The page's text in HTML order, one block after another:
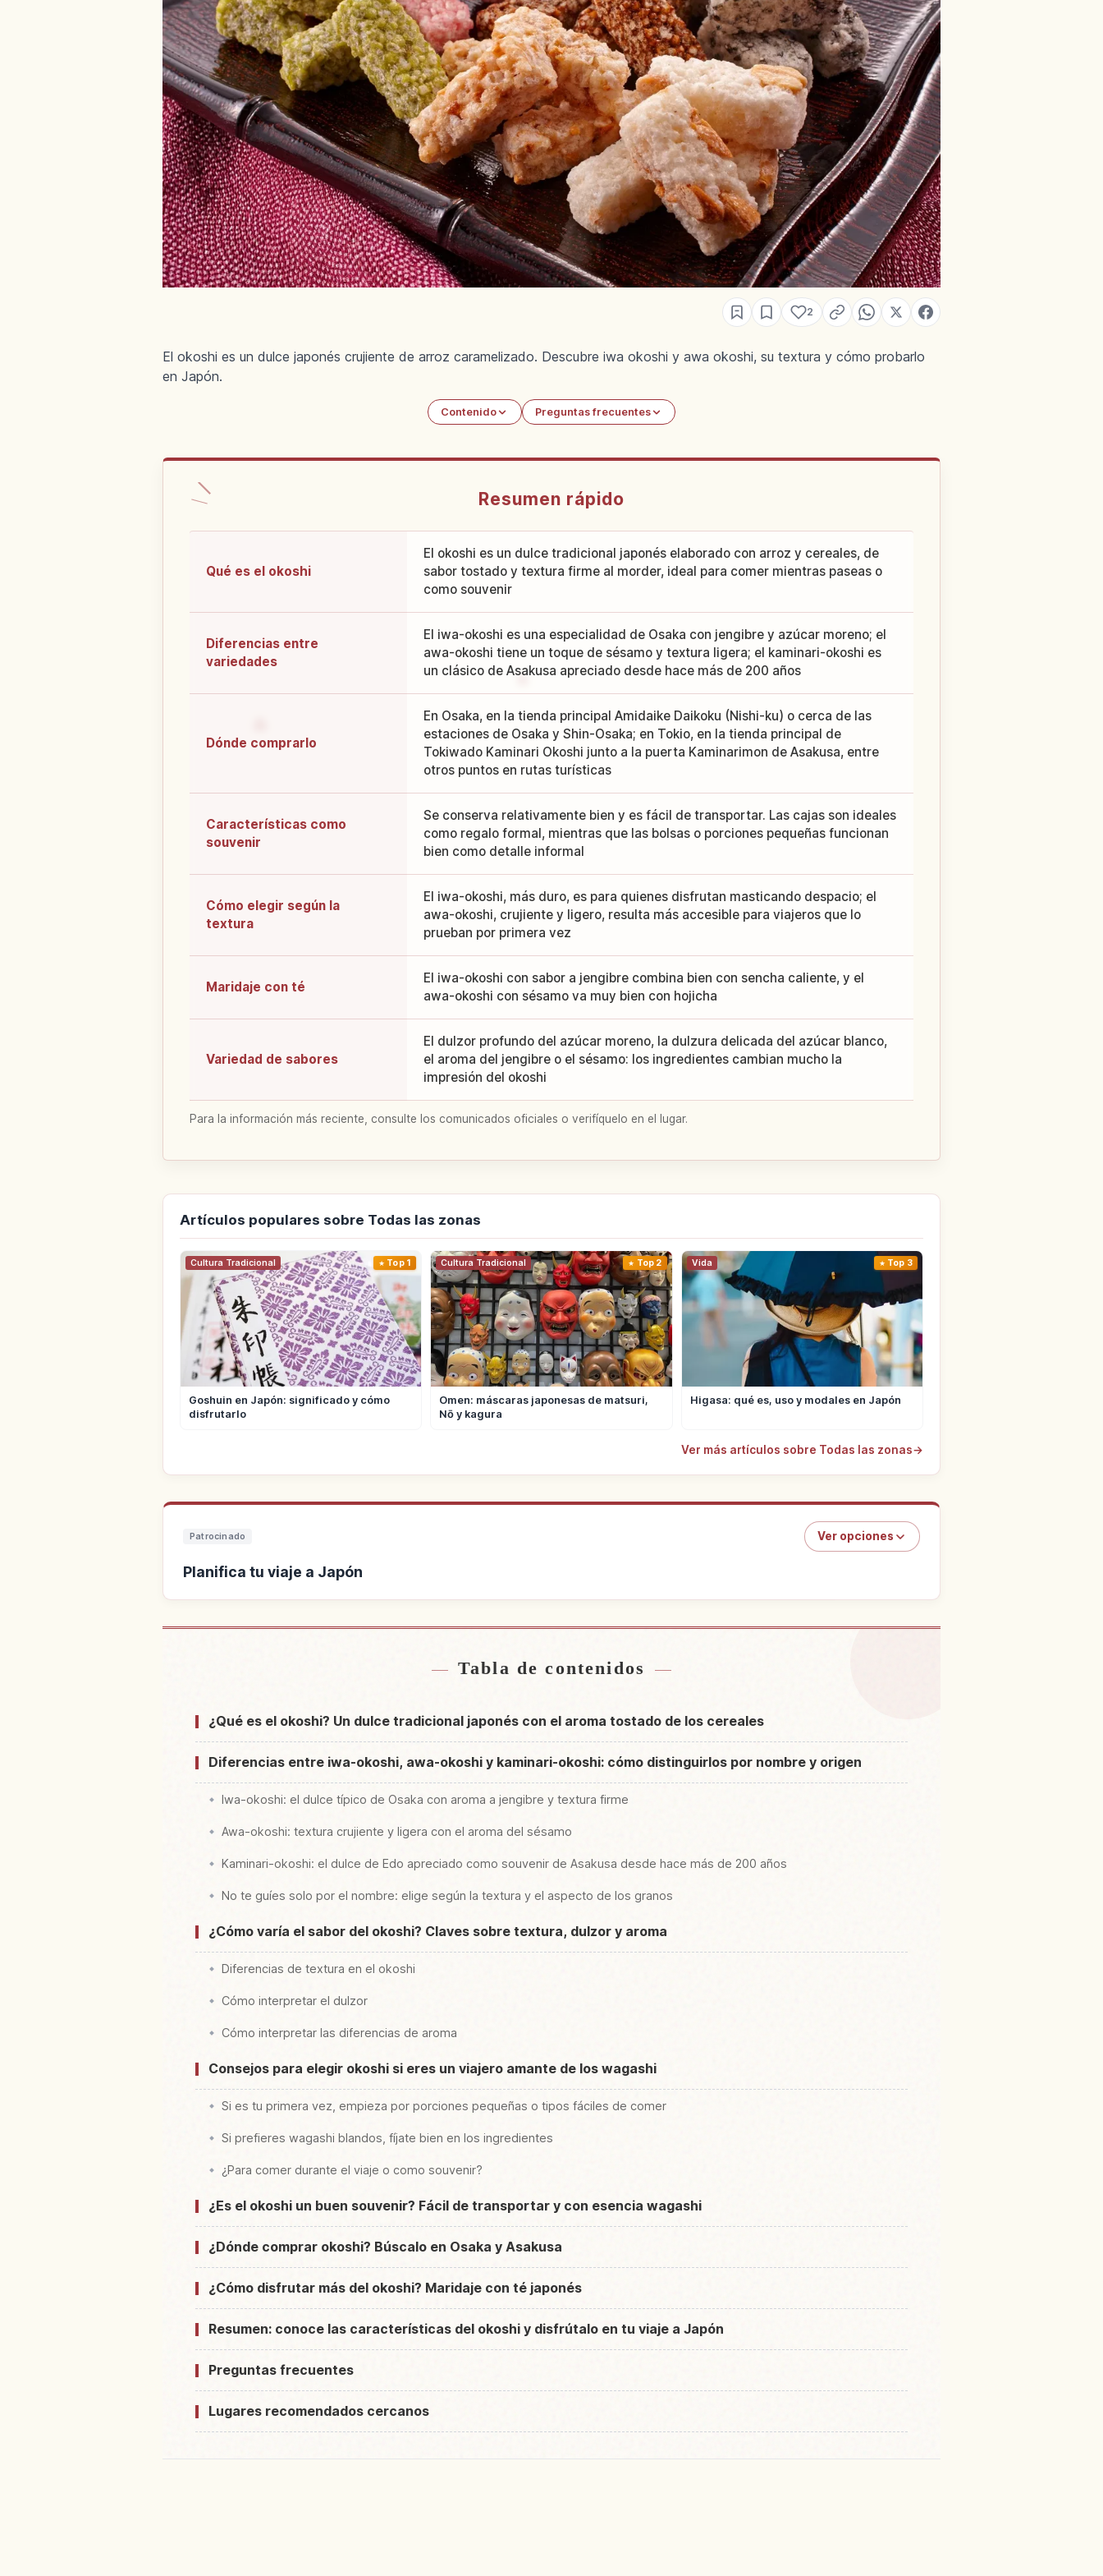
2
El okoshi es un dulce japonés crujiente de arroz caramelizado. Descubre iwa okoshi y awa okoshi, su textura y cómo probarlo
en Japón.
Contenido Preguntas frecuentes
Resumen rápido
Qué es el okoshi
El okoshi es un dulce tradicional japonés elaborado con arroz y cereales, de
sabor tostado y textura firme al morder, ideal para comer mientras paseas o
como souvenir
Diferencias entre
variedades
El iwa-okoshi es una especialidad de Osaka con jengibre y azúcar moreno; el
awa-okoshi tiene un toque de sésamo y textura ligera; el kaminari-okoshi es
un clásico de Asakusa apreciado desde hace más de 200 años
Dónde comprarlo
En Osaka, en la tienda principal Amidaike Daikoku (Nishi-ku) o cerca de las
estaciones de Osaka y Shin-Osaka; en Tokio, en la tienda principal de
Tokiwado Kaminari Okoshi junto a la puerta Kaminarimon de Asakusa, entre
otros puntos en rutas turísticas
Características como
souvenir
Se conserva relativamente bien y es fácil de transportar. Las cajas son ideales
como regalo formal, mientras que las bolsas o porciones pequeñas funcionan
bien como detalle informal
Cómo elegir según la
textura
El iwa-okoshi, más duro, es para quienes disfrutan masticando despacio; el
awa-okoshi, crujiente y ligero, resulta más accesible para viajeros que lo
prueban por primera vez
Maridaje con té
El iwa-okoshi con sabor a jengibre combina bien con sencha caliente, y el
awa-okoshi con sésamo va muy bien con hojicha
Variedad de sabores
El dulzor profundo del azúcar moreno, la dulzura delicada del azúcar blanco,
el aroma del jengibre o el sésamo: los ingredientes cambian mucho la
impresión del okoshi
Para la información más reciente, consulte los comunicados oficiales o verifíquelo en el lugar.
Artículos populares sobre Todas las zonas
Cultura Tradicional Top 1
Goshuin en Japón: significado y cómo
disfrutarlo
Cultura Tradicional Top 2
Omen: máscaras japonesas de matsuri,
Nō y kagura
Vida Top 3
Higasa: qué es, uso y modales en Japón
Ver más artículos sobre Todas las zonas→
Patrocinado Ver opciones
Planifica tu viaje a Japón
Tabla de contenidos
¿Qué es el okoshi? Un dulce tradicional japonés con el aroma tostado de los cereales
Diferencias entre iwa-okoshi, awa-okoshi y kaminari-okoshi: cómo distinguirlos por nombre y origen
Iwa-okoshi: el dulce típico de Osaka con aroma a jengibre y textura firme
Awa-okoshi: textura crujiente y ligera con el aroma del sésamo
Kaminari-okoshi: el dulce de Edo apreciado como souvenir de Asakusa desde hace más de 200 años
No te guíes solo por el nombre: elige según la textura y el aspecto de los granos
¿Cómo varía el sabor del okoshi? Claves sobre textura, dulzor y aroma
Diferencias de textura en el okoshi
Cómo interpretar el dulzor
Cómo interpretar las diferencias de aroma
Consejos para elegir okoshi si eres un viajero amante de los wagashi
Si es tu primera vez, empieza por porciones pequeñas o tipos fáciles de comer
Si prefieres wagashi blandos, fíjate bien en los ingredientes
¿Para comer durante el viaje o como souvenir?
¿Es el okoshi un buen souvenir? Fácil de transportar y con esencia wagashi
¿Dónde comprar okoshi? Búscalo en Osaka y Asakusa
¿Cómo disfrutar más del okoshi? Maridaje con té japonés
Resumen: conoce las características del okoshi y disfrútalo en tu viaje a Japón
Preguntas frecuentes
Lugares recomendados cercanos